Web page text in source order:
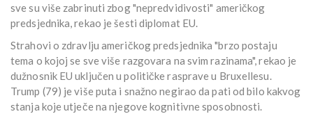
sve su više zabrinuti zbog "nepredvidivosti" američkog
predsjednika, rekao je šesti diplomat EU.
Strahovi o zdravlju američkog predsjednika "brzo postaju
tema o kojoj se sve više razgovara na svim razinama", rekao je
dužnosnik EU uključen u političke rasprave u Bruxellesu.
Trump (79) je više puta i snažno negirao da pati od bilo kakvog
stanja koje utječe na njegove kognitivne sposobnosti.